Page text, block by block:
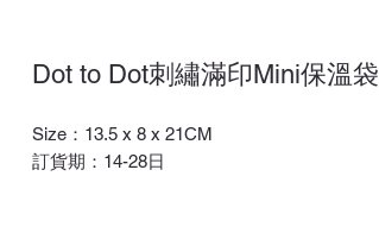
Dot to Dot刺繡滿印Mini保溫袋
Size：13.5 x 8 x 21CM
訂貨期：14-28日